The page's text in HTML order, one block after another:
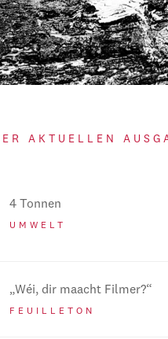
AKTUELLEN
4 Tonnen
UMWELT
„Wéi, dir maacht Filmer?“
FEUILLETON